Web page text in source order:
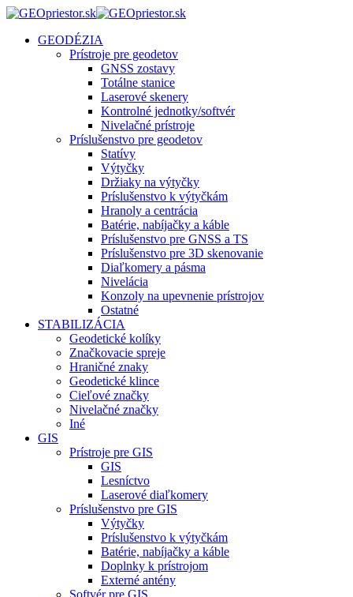
GEODÉZIA
Prístroje pre geodetov
GNSS zostavy
Totálne stanice
Laserové skenery
Kontrolné jednotky/softvér
Nivelačné prístroje
Príslušenstvo pre geodetov
Statívy
Výtyčky
Držiaky na výtyčky
Príslušenstvo k výtyčkám
Hranoly a centrácia
Batérie, nabíjačky a káble
Príslušenstvo pre GNSS a TS
Príslušenstvo pre 3D skenovanie
Diaľkomery a pásma
Nivelácia
Konzoly na upevnenie prístrojov
Ostatné
STABILIZÁCIA
Geodetické kolíky
Značkovacie spreje
Hraničné znaky
Geodetické klince
Cieľové značky
Nivelačné značky
Iné
GIS
Prístroje pre GIS
GIS
Lesníctvo
Laserové diaľkomery
Príslušenstvo pre GIS
Výtyčky
Príslušenstvo k výtyčkám
Batérie, nabíjačky a káble
Doplnky k prístrojom
Externé antény
Softvér pre GIS